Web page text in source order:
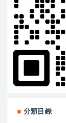
分類目錄